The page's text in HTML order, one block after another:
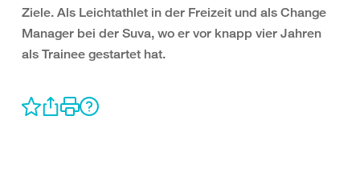
Ziele. Als Leichtathlet in der Freizeit und als Change
Manager bei der Suva, wo er vor knapp vier Jahren
als Trainee gestartet hat.